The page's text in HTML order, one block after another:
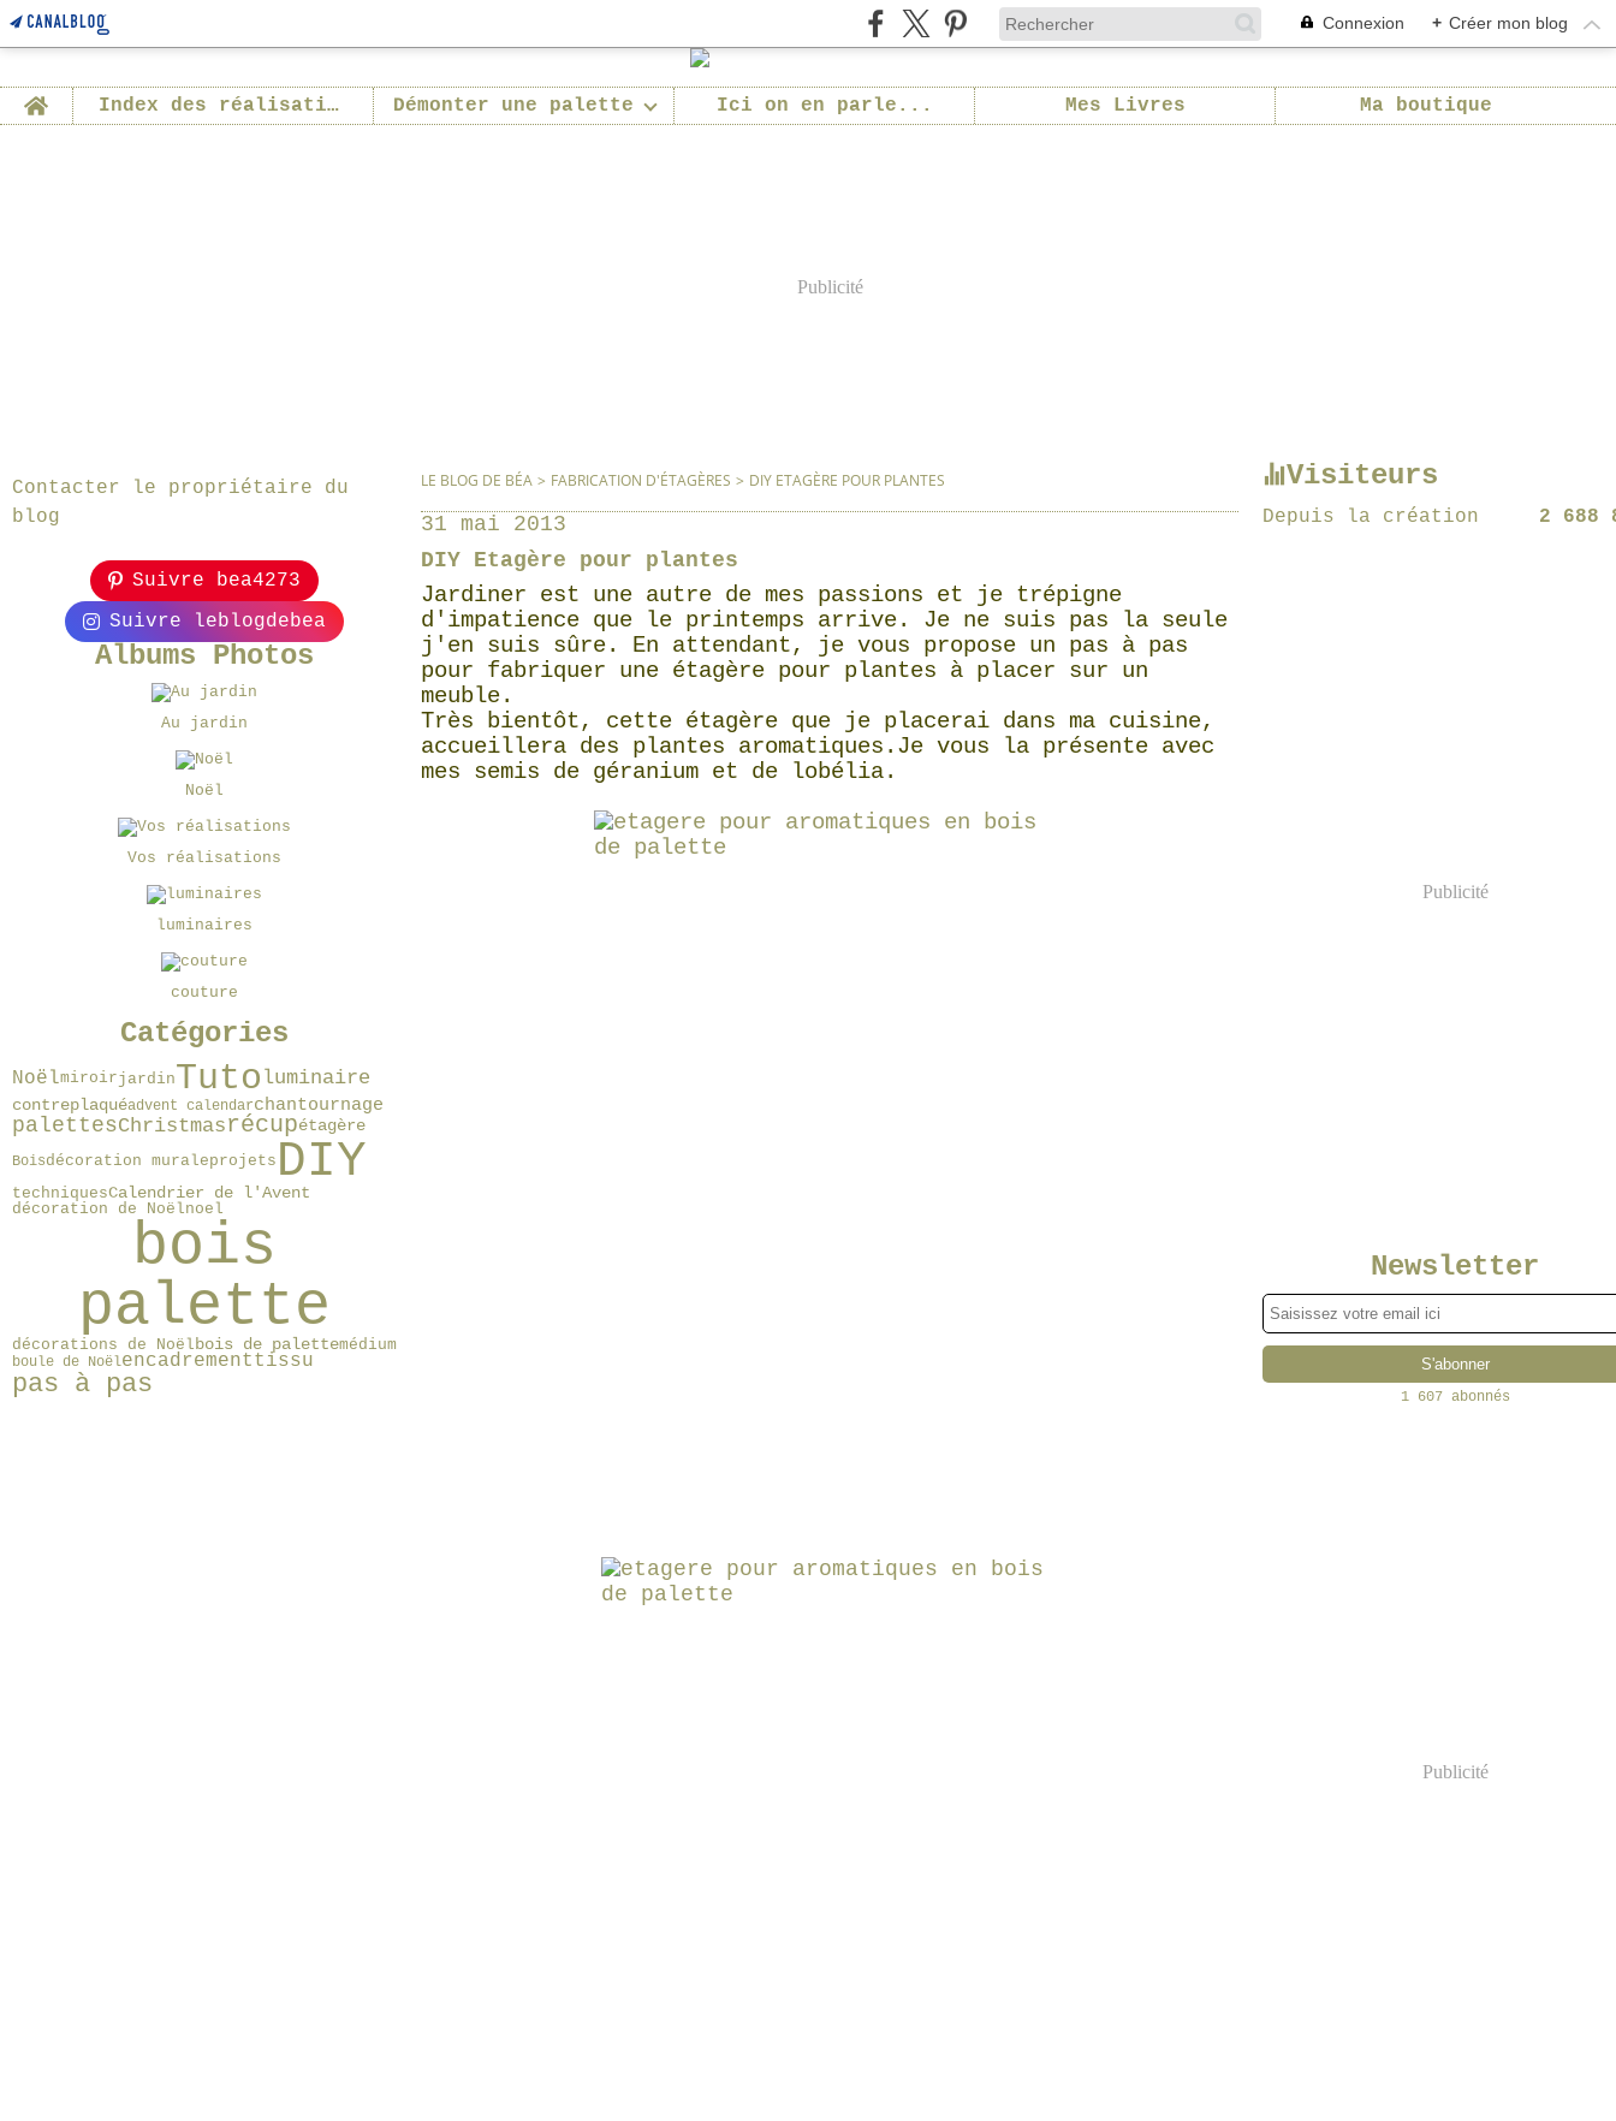
Connexion + Créer mon blog
Home Index des réalisations Démonter une palette Ici on en parle... Mes Livres Ma boutique
Publicité
Contacter le propriétaire du
blog
Suivre bea4273
Suivre leblogdebea
Albums Photos
Au jardin
Noël
Vos réalisations
luminaires
couture
Catégories
NoëlmiroirjardinTuto luminaire
contreplaquéadvent calendarchantournage
palettesChristmasrécupétagère
Boisdécoration muraleprojets DIY
techniquesCalendrier de l'Avent
décoration de Noëlnoel
bois
palette
décorations de Noël bois de palettemédium
boule de Noëlencadrementtissu
pas à pas
LE BLOG DE BÉA > FABRICATION D'ÉTAGÈRES > DIY ETAGÈRE POUR PLANTES
31 mai 2013
DIY Etagère pour plantes
Jardiner est une autre de mes passions et je trépigne
d'impatience que le printemps arrive. Je ne suis pas la seule
j'en suis sûre. En attendant, je vous propose un pas à pas
pour fabriquer une étagère pour plantes à placer sur un
meuble.
Très bientôt, cette étagère que je placerai dans ma cuisine,
accueillera des plantes aromatiques.Je vous la présente avec
mes semis de géranium et de lobélia.
Visiteurs
Depuis la création 2 688
Publicité
Newsletter
1 607 abonnés
Publicité